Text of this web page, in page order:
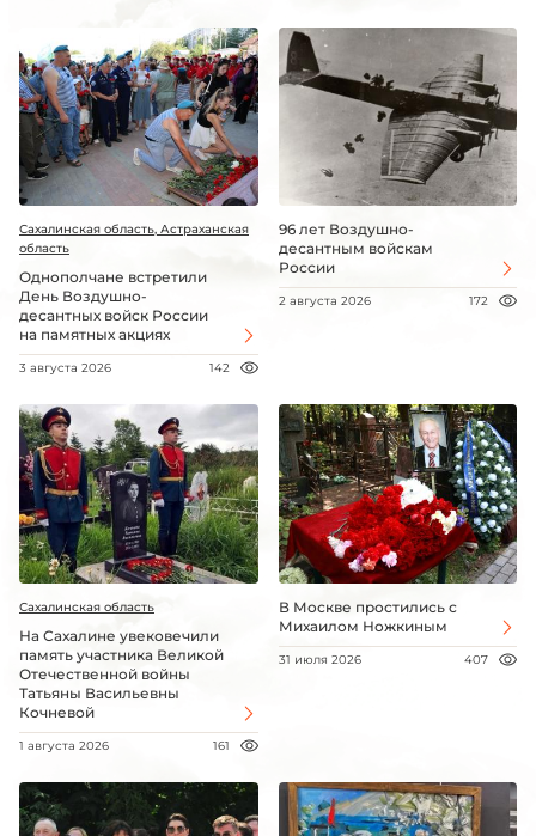
Сахалинская область, Астраханская
область
Однополчане встретили
День Воздушно-
десантных войск России
на памятных акциях
3 августа 2026 142
96 лет Воздушно-
десантным войскам
России
2 августа 2026 172
Сахалинская область
На Сахалине увековечили
память участника Великой
Отечественной войны
Татьяны Васильевны
Кочневой
1 августа 2026 161
В Москве простились с
Михаилом Ножкиным
31 июля 2026 407